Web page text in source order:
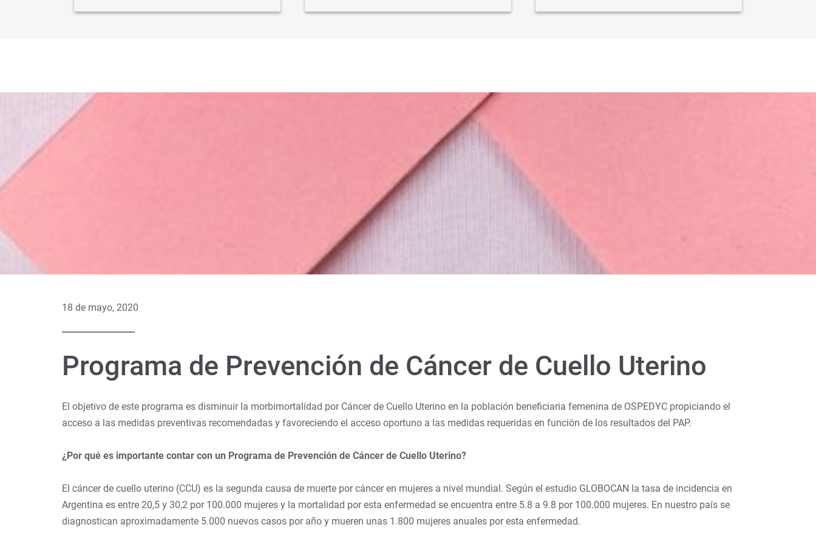
18 de mayo, 2020
Programa de Prevención de Cáncer de Cuello Uterino
El objetivo de este programa es disminuir la morbimortalidad por Cáncer de Cuello Uterino en la población beneficiaria femenina de OSPEDYC propiciando el
acceso a las medidas preventivas recomendadas y favoreciendo el acceso oportuno a las medidas requeridas en función de los resultados del PAP.
¿Por qué es importante contar con un Programa de Prevención de Cáncer de Cuello Uterino?
El cáncer de cuello uterino (CCU) es la segunda causa de muerte por cáncer en mujeres a nivel mundial. Según el estudio GLOBOCAN la tasa de incidencia en
Argentina es entre 20,5 y 30,2 por 100.000 mujeres y la mortalidad por esta enfermedad se encuentra entre 5.8 a 9.8 por 100.000 mujeres. En nuestro país se
diagnostican aproximadamente 5.000 nuevos casos por año y mueren unas 1.800 mujeres anuales por esta enfermedad.